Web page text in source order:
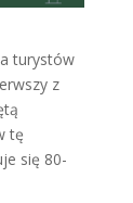
turystów
z
tę
się 80-